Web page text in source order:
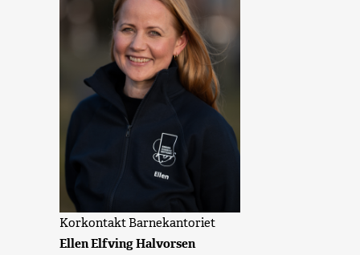
Korkontakt Barnekantoriet
Ellen Elfving Halvorsen